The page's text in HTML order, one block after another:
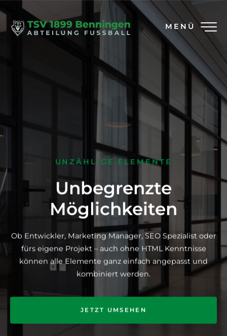
MENÜ
UNZÄHLIGE ELEMENTE
Unbegrenzte
Möglichkeiten
Ob Entwickler, Marketing Manager, SEO Spezialist oder
fürs eigene Projekt – auch ohne HTML Kenntnisse
können alle Elemente ganz einfach angepasst und
kombiniert werden.
JETZT UMSEHEN